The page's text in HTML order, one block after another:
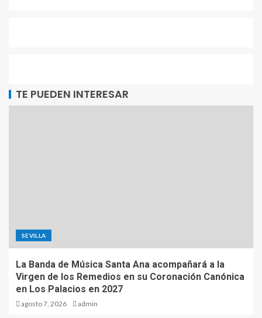
TE PUEDEN INTERESAR
SEVILLA
La Banda de Música Santa Ana acompañará a la
Virgen de los Remedios en su Coronación Canónica
en Los Palacios en 2027
agosto 7, 2026 admin